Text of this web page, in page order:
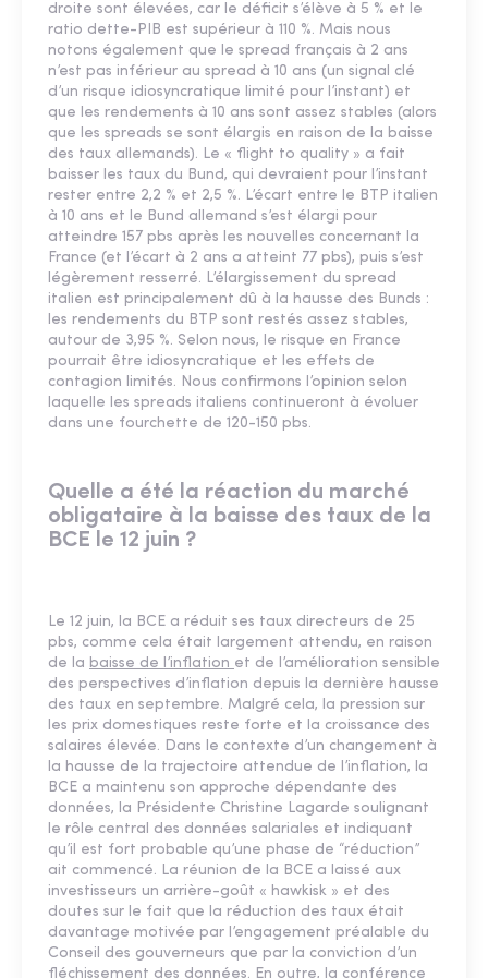
droite sont élevées, car le déﬁcit s’élève à 5 % et le
ratio dette-PIB est supérieur à 110 %. Mais nous
notons également que le spread français à 2 ans
n’est pas inférieur au spread à 10 ans (un signal clé
d’un risque idiosyncratique limité pour l’instant) et
que les rendements à 10 ans sont assez stables (alors
que les spreads se sont élargis en raison de la baisse
des taux allemands). Le « ﬂight to quality » a fait
baisser les taux du Bund, qui devraient pour l’instant
rester entre 2,2 % et 2,5 %. L’écart entre le BTP italien
à 10 ans et le Bund allemand s’est élargi pour
atteindre 157 pbs après les nouvelles concernant la
France (et l’écart à 2 ans a atteint 77 pbs), puis s’est
légèrement resserré. L’élargissement du spread
italien est principalement dû à la hausse des Bunds :
les rendements du BTP sont restés assez stables,
autour de 3,95 %. Selon nous, le risque en France
pourrait être idiosyncratique et les effets de
contagion limités. Nous confirmons l’opinion selon
laquelle les spreads italiens continueront à évoluer
dans une fourchette de 120-150 pbs.
Quelle a été la réaction du marché
obligataire à la baisse des taux de la
BCE le 12 juin ?
Le 12 juin, la BCE a réduit ses taux directeurs de 25
pbs, comme cela était largement attendu, en raison
de la baisse de l’inﬂation et de l’amélioration sensible
des perspectives d’inﬂation depuis la dernière hausse
des taux en septembre. Malgré cela, la pression sur
les prix domestiques reste forte et la croissance des
salaires élevée. Dans le contexte d’un changement à
la hausse de la trajectoire attendue de l’inﬂation, la
BCE a maintenu son approche dépendante des
données, la Présidente Christine Lagarde soulignant
le rôle central des données salariales et indiquant
qu’il est fort probable qu’une phase de “réduction”
ait commencé. La réunion de la BCE a laissé aux
investisseurs un arrière-goût « hawkisk » et des
doutes sur le fait que la réduction des taux était
davantage motivée par l’engagement préalable du
Conseil des gouverneurs que par la conviction d’un
ﬂéchissement des données. En outre, la conférence